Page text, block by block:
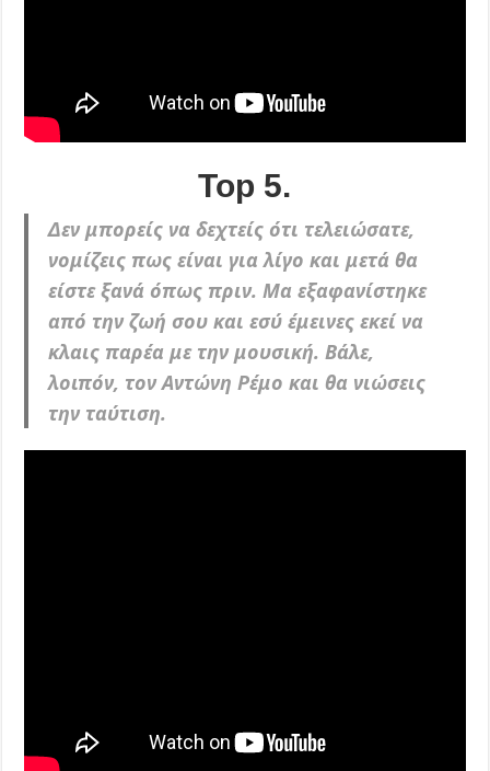
Top 5.
Δεν μπορείς να δεχτείς ότι τελειώσατε,
νομίζεις πως είναι για λίγο και μετά θα
είστε ξανά όπως πριν. Μα εξαφανίστηκε
από την ζωή σου και εσύ έμεινες εκεί να
κλαις παρέα με την μουσική. Βάλε,
λοιπόν, τον Αντώνη Ρέμο και θα νιώσεις
την ταύτιση.